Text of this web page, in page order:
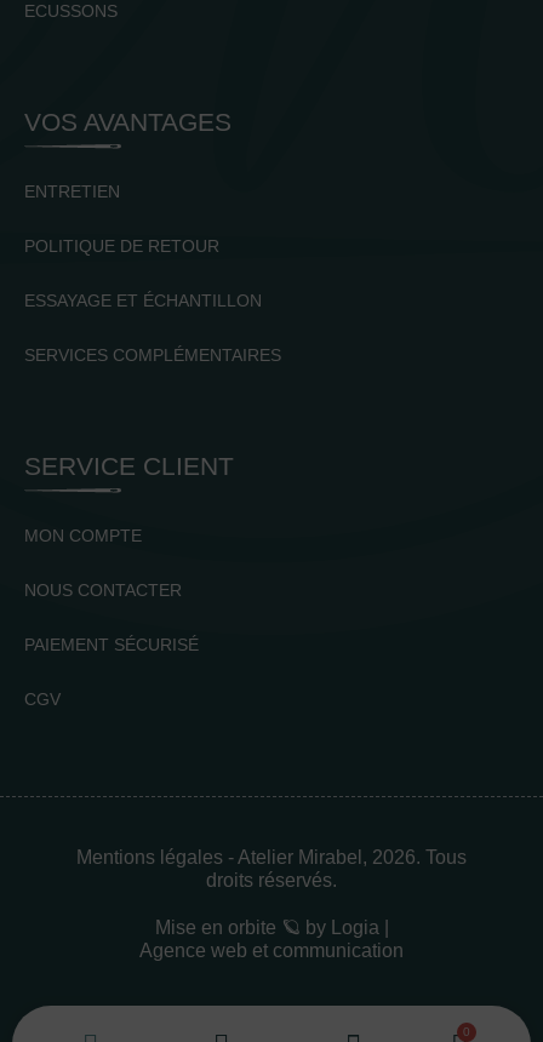
ECUSSONS
VOS AVANTAGES
ENTRETIEN
POLITIQUE DE RETOUR
ESSAYAGE ET ÉCHANTILLON
SERVICES COMPLÉMENTAIRES
SERVICE CLIENT
MON COMPTE
NOUS CONTACTER
PAIEMENT SÉCURISÉ
CGV
Mentions légales - Atelier Mirabel, 2026. Tous
droits réservés.
Mise en orbite 🪐 by
Logia |
Agence web et communication